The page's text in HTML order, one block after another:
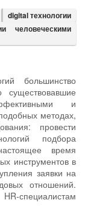
digital технологии
человеческими
большинство
и
методах,
провести
подбора
время
инструментов в
заявки на
отношений.
специалистам